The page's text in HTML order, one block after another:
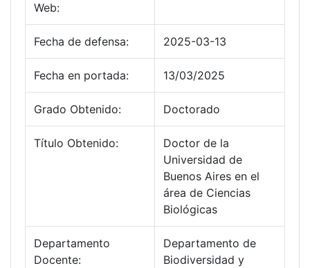
Web:
Fecha de defensa: 2025-03-13
Fecha en portada: 13/03/2025
Grado Obtenido: Doctorado
Título Obtenido:
Doctor de la
Universidad de
Buenos Aires en el
área de Ciencias
Biológicas
Departamento
Docente:
Departamento de
Biodiversidad y